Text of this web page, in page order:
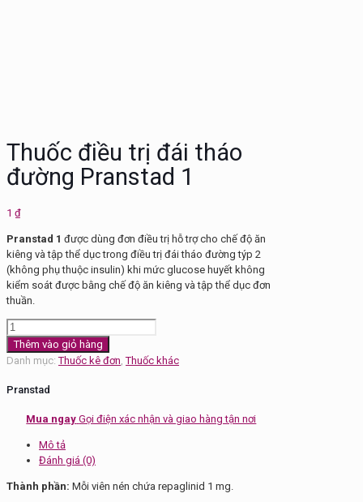
Thuốc điều trị đái tháo
đường Pranstad 1
1 ₫
Pranstad 1 được dùng đơn điều trị hỗ trợ cho chế độ ăn
kiêng và tập thể dục trong điều trị đái tháo đường týp 2
(không phụ thuộc insulin) khi mức glucose huyết không
kiểm soát được bằng chế độ ăn kiêng và tập thể dục đơn
thuần.
Thuốc
điều
trị
tháo
Pranstad
lượng
Thêm vào giỏ hàng
Danh mục:Thuốc kê đơn ,Thuốc khác
Pranstad
Mua ngay Gọi điện xác nhận và giao hàng tận nơi
Mô tả
Đánh giá (0)
Thành phần: Mỗi viên nén chứa repaglinid 1 mg.